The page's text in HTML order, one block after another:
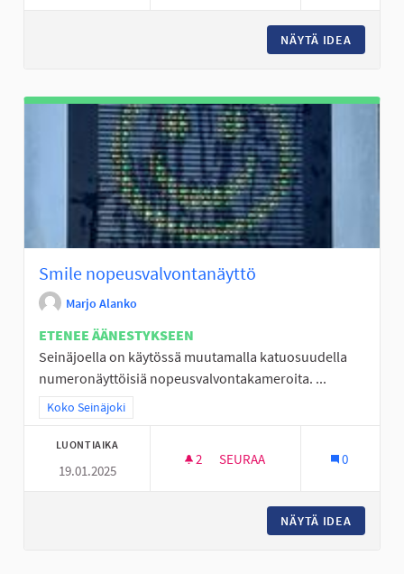
NÄYTÄ IDEA
Smile nopeusvalvontanäyttö
Marjo Alanko
ETENEE ÄÄNESTYKSEEN
Seinäjoella on käytössä muutamalla katuosuudella
numeronäyttöisiä nopeusvalvontakameroita. ...
Rajaa tulokset teeman mukaan: Koko Seinäjoki
Koko Seinäjoki
LUONTIAIKA
19.01.2025
2 2 SEURAAJAA
SEURAA 0
NÄYTÄ IDEA